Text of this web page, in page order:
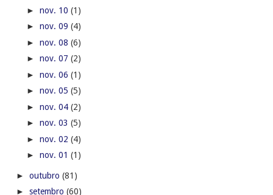
► nov. 10 (1)
► nov. 09 (4)
► nov. 08 (6)
► nov. 07 (2)
► nov. 06 (1)
► nov. 05 (5)
► nov. 04 (2)
► nov. 03 (5)
► nov. 02 (4)
► nov. 01 (1)
► outubro (81)
► setembro (60)